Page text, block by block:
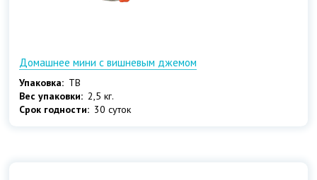
Домашнее мини с вишневым джемом
Упаковка: ТВ
Вес упаковки: 2,5 кг.
Срок годности: 30 суток